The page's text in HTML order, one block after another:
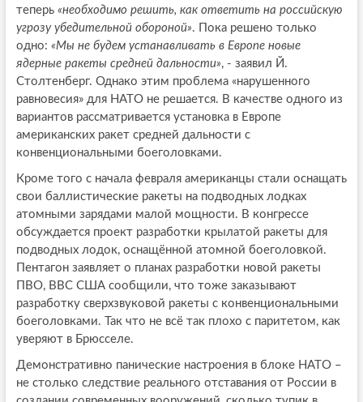
теперь «необходимо решить, как ответить на российскую
угрозу убедительной обороной». Пока решено только
одно: «Мы не будем устанавливать в Европе новые
ядерные ракеты средней дальности», - заявил Й.
Столтенберг. Однако этим проблема «нарушенного
равновесия» для НАТО не решается. В качестве одного из
вариантов рассматривается установка в Европе
американских ракет средней дальности с
конвенциональными боеголовками.
Кроме того с начала февраля американцы стали оснащать
свои баллистические ракеты на подводных лодках
атомными зарядами малой мощности. В конгрессе
обсуждается проект разработки крылатой ракеты для
подводных лодок, оснащённой атомной боеголовкой.
Пентагон заявляет о планах разработки новой ракеты
ПВО, ВВС США сообщили, что тоже заказывают
разработку сверхзвуковой ракеты с конвенциональными
боеголовками. Так что не всё так плохо с паритетом, как
уверяют в Брюсселе.
Демонстративно панические настроения в блоке НАТО –
не столько следствие реального отставания от России в